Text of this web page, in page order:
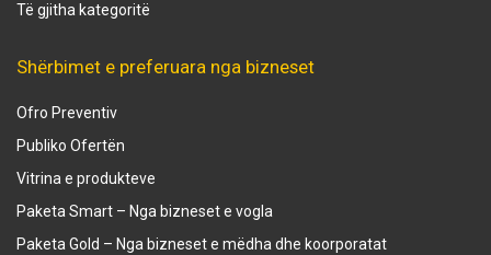
Të gjitha kategoritë
Shërbimet e preferuara nga bizneset
Ofro Preventiv
Publiko Ofertën
Vitrina e produkteve
Paketa Smart – Nga bizneset e vogla
Paketa Gold – Nga bizneset e mëdha dhe koorporatat